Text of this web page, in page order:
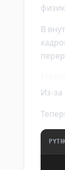
В
Из-